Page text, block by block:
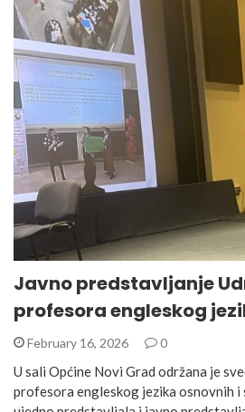
Javno predstavljanje
profesora engleskog
February 16, 2026 0
U sali Općine Novi Grad održana je
profesora engleskog jezika osnovnih i